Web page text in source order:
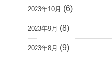
2023年10月 (6)
2023年9月 (8)
2023年8月 (9)